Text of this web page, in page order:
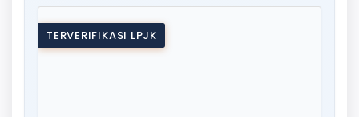
TERVERIFIKASI LPJK